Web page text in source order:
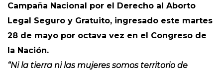
Campaña Nacional por el Derecho al Aborto
Legal Seguro y Gratuito, ingresado este martes
28 de mayo por octava vez en el Congreso de
la Nación.
“Ni la tierra ni las mujeres somos territorio de